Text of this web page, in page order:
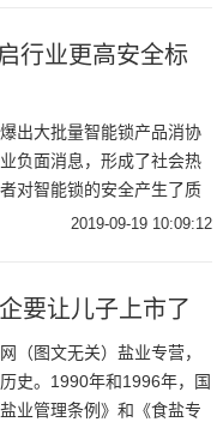
行业更高安全标
出大批量智能锁产品消协
负面消息，形成了社会热
对智能锁的安全产生了质
消费者的种种担忧，以及智
2019-09-19 10:09:12
要让儿子上市了
（图文无关）盐业专营，
史。1990年和1996年，国
业管理条例》和《食盐专